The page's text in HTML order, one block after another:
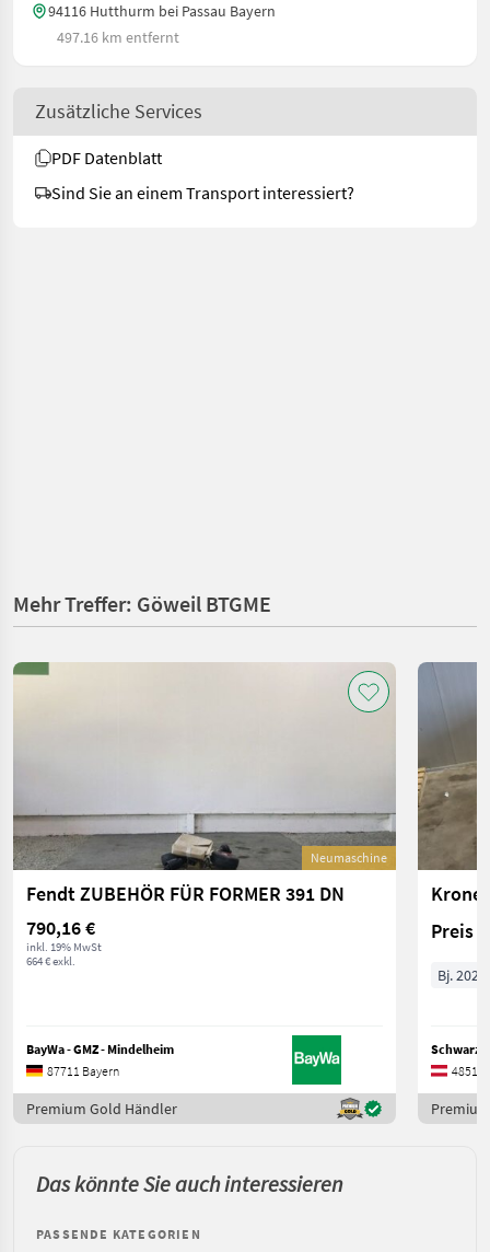
94116 Hutthurm bei Passau Bayern
497.16 km entfernt
Zusätzliche Services
PDF Datenblatt
Sind Sie an einem Transport interessiert?
Mehr Treffer: Göweil BTGME
Neumaschine
Fendt ZUBEHÖR FÜR FORMER 391 DN
790,16 €
inkl. 19% MwSt
664 € exkl.
BayWa - GMZ - Mindelheim
87711 Bayern
Premium Gold Händler
Krone
Preis
Bj. 2022
4851
Das könnte Sie auch interessieren
PASSENDE KATEGORIEN